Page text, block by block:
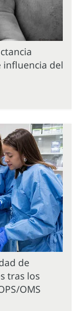
influencia del
de
tras los
OMS